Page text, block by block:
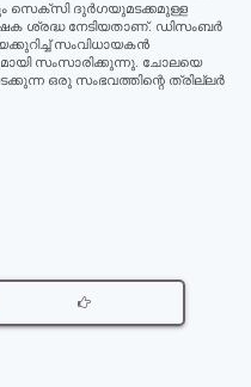
സെക്‌സി ദുര്‍ഗയുമടക്കമുള്ള
ശ്രദ്ധ നേടിയതാണ്. ഡിസംബര്‍
സംവിധായകന്‍
സംസാരിക്കുന്നു. ചോലയെ
ഒരു സംഭവത്തിന്റെ ത്രില്ലര്‍